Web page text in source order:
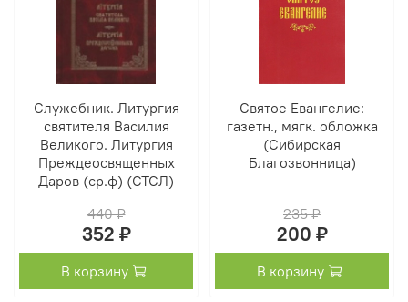
Служебник. Литургия
святителя Василия
Великого. Литургия
Преждеосвященных
Даров (ср.ф) (СТСЛ)
440 ₽
352 ₽
В корзину
Святое Евангелие:
газетн., мягк. обложка
(Сибирская
Благозвонница)
235 ₽
200 ₽
В корзину